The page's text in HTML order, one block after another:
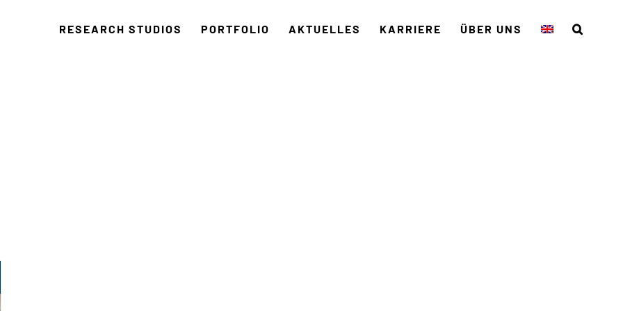
RESEARCH STUDIOS PORTFOLIO AKTUELLES KARRIERE ÜBER UNS